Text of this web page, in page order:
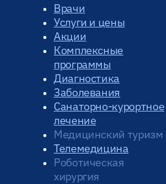
Врачи
Услуги и цены
Акции
Комплексные
программы
Диагностика
Заболевания
Санаторно-курортное
лечение
Медицинский туризм
Телемедицина
Роботическая
хирургия